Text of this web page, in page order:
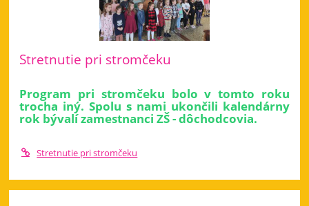
Stretnutie pri stromčeku
Program pri stromčeku bolo v tomto roku
trocha iný. Spolu s nami ukončili kalendárny
rok bývalí zamestnanci ZŠ - dôchodcovia.
Stretnutie pri stromčeku